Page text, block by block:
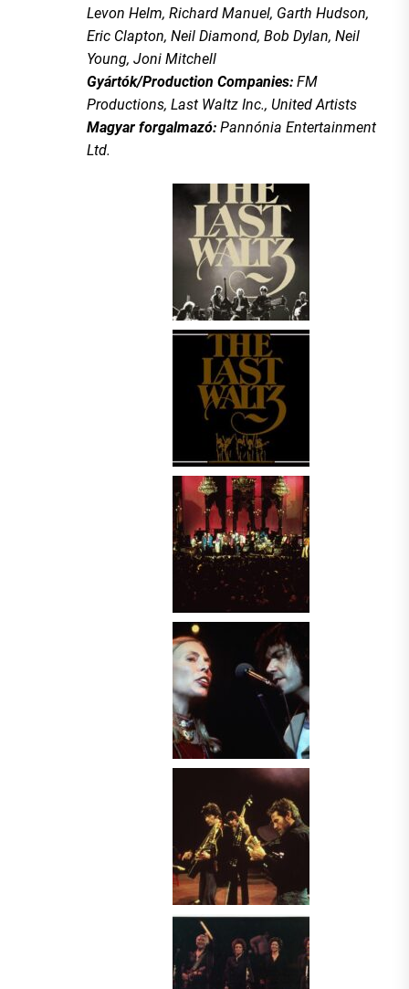
Levon Helm, Richard Manuel, Garth Hudson,
Eric Clapton, Neil Diamond, Bob Dylan, Neil
Young, Joni Mitchell
Gyártók/Production Companies: FM
Productions, Last Waltz Inc., United Artists
Magyar forgalmazó: Pannónia Entertainment
Ltd.